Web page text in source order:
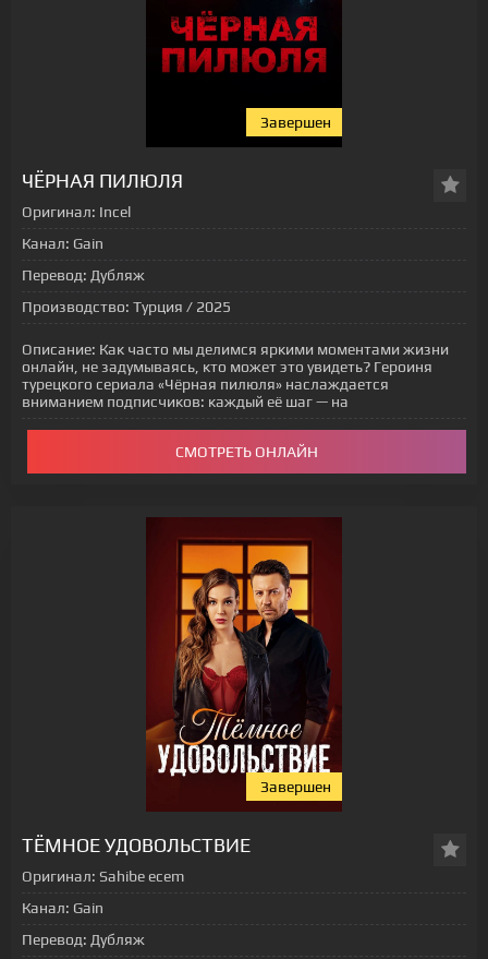
Завершен
ЧЁРНАЯ ПИЛЮЛЯ
Оригинал: Incel
Канал: Gain
Перевод: Дубляж
Производство: Турция / 2025
Описание: Как часто мы делимся яркими моментами жизни
онлайн, не задумываясь, кто может это увидеть? Героиня
турецкого сериала «Чёрная пилюля» наслаждается
вниманием подписчиков: каждый её шаг — на
СМОТРЕТЬ ОНЛАЙН
Завершен
ТЁМНОЕ УДОВОЛЬСТВИЕ
Оригинал: Sahibe ecem
Канал: Gain
Перевод: Дубляж